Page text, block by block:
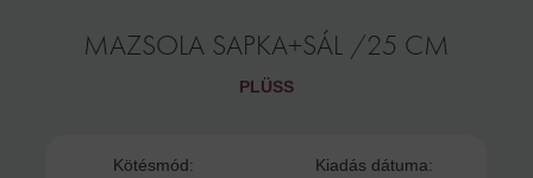
MAZSOLA SAPKA+SÁL /25 CM
PLÜSS
Kötésmód:
Kiadás dátuma: